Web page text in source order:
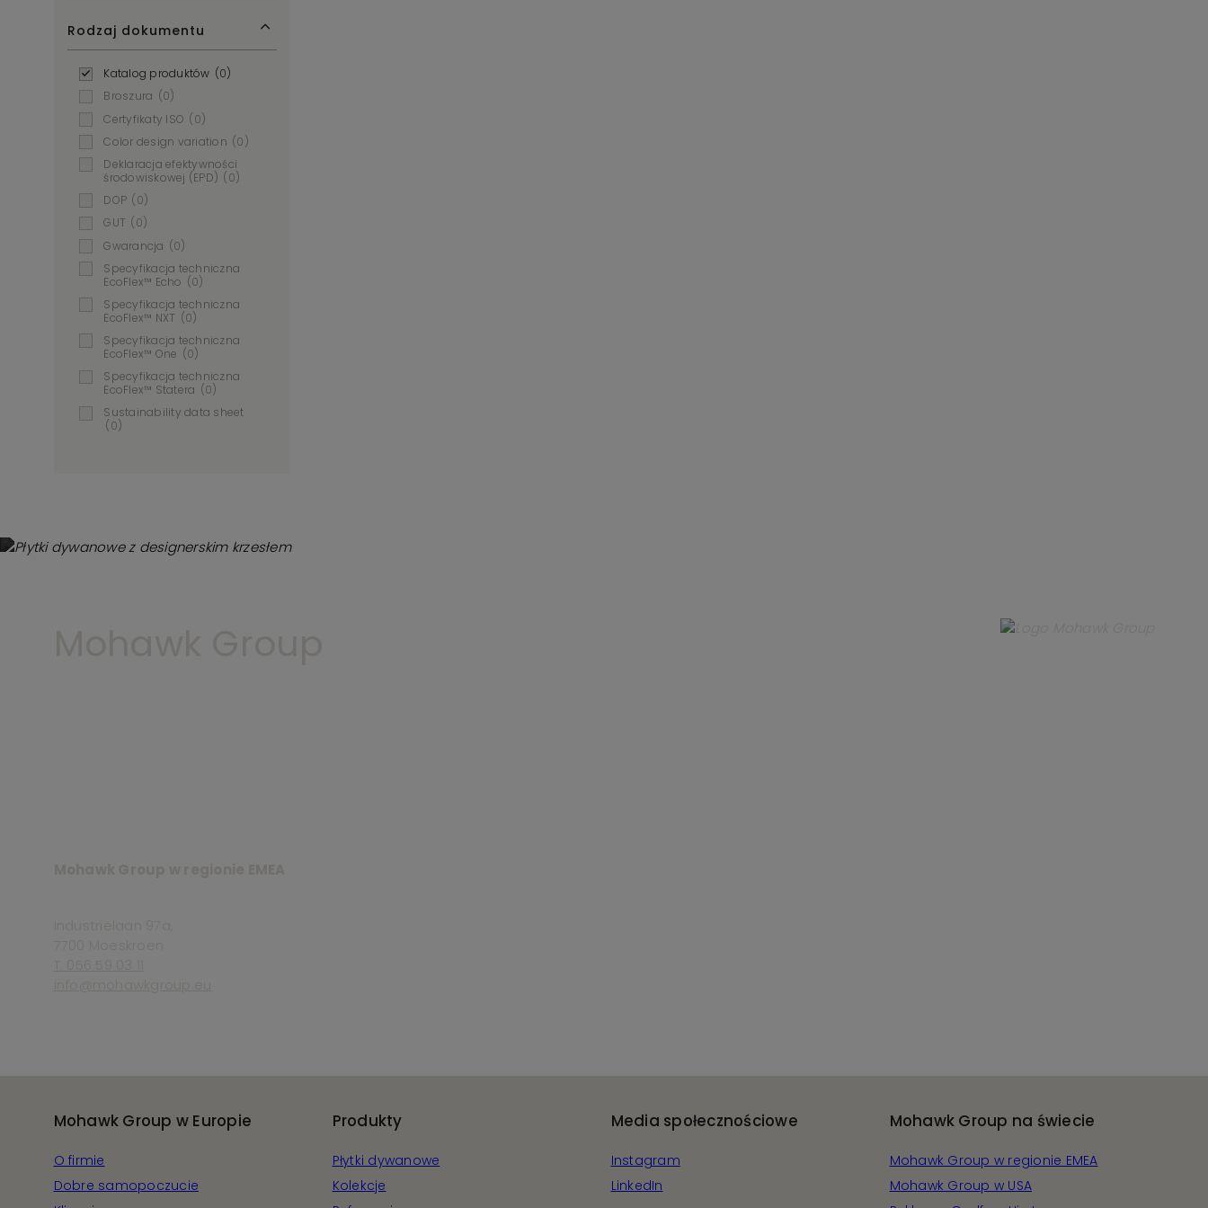
Rodzaj dokumentu
Katalog produktów (0)
Broszura (0)
Certyfikaty ISO (0)
Color design variation (0)
Deklaracja efektywności
środowiskowej (EPD) (0)
DOP (0)
GUT (0)
Gwarancja (0)
Specyfikacja techniczna
EcoFlex™ Echo (0)
Specyfikacja techniczna
EcoFlex™ NXT (0)
Specyfikacja techniczna
EcoFlex™ One (0)
Specyfikacja techniczna
EcoFlex™ Statera (0)
Sustainability data sheet
(0)
Mohawk Group w Europie
O firmie
Dobre samopoczucie
Produkty
Płytki dywanowe
Kolekcje
Media społecznościowe
Instagram
LinkedIn
Mohawk Group na świecie
Mohawk Group w regionie EMEA
Mohawk Group w USA